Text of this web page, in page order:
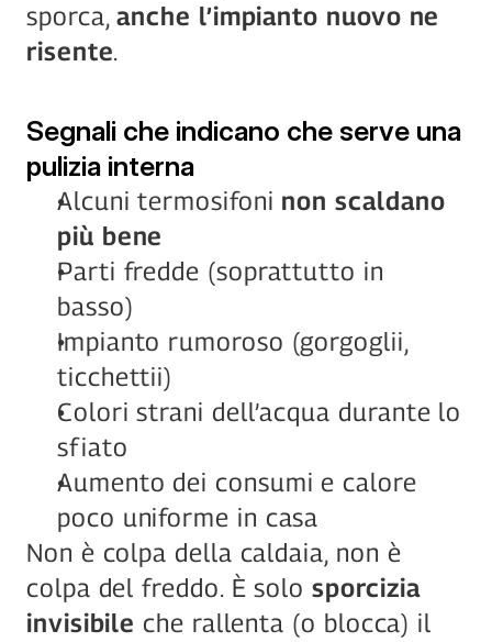
sporca, anche l’impianto nuovo ne
risente.
Segnali che indicano che serve una
pulizia interna
Alcuni termosifoni non scaldano
più bene
Parti fredde (soprattutto in
basso)
Impianto rumoroso (gorgoglii,
ticchettii)
Colori strani dell’acqua durante lo
sfiato
Aumento dei consumi e calore
poco uniforme in casa
Non è colpa della caldaia, non è
colpa del freddo. È solo sporcizia
invisibile che rallenta (o blocca) il